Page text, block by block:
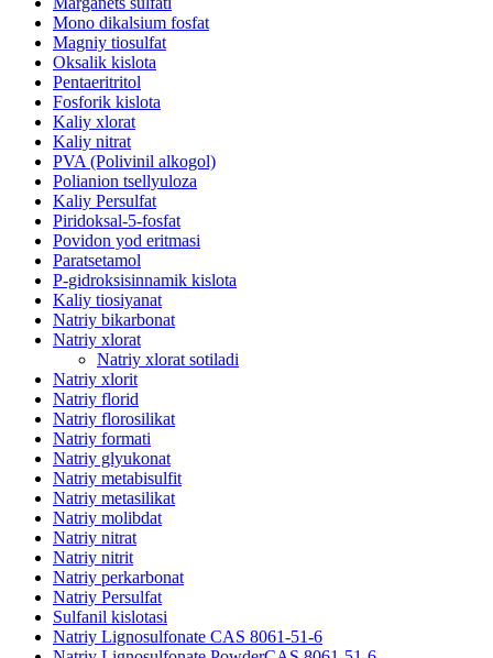
Mono dikalsium fosfat
Magniy tiosulfat
Oksalik kislota
Pentaeritritol
Fosforik kislota
Kaliy xlorat
Kaliy nitrat
PVA (Polivinil alkogol)
Polianion tsellyuloza
Kaliy Persulfat
Piridoksal-5-fosfat
Povidon yod eritmasi
Paratsetamol
P-gidroksisinnamik kislota
Kaliy tiosiyanat
Natriy bikarbonat
Natriy xlorat
Natriy xlorat sotiladi
Natriy xlorit
Natriy florid
Natriy florosilikat
Natriy formati
Natriy glyukonat
Natriy metabisulfit
Natriy metasilikat
Natriy molibdat
Natriy nitrat
Natriy nitrit
Natriy perkarbonat
Natriy Persulfat
Sulfanil kislotasi
Natriy Lignosulfonate CAS 8061-51-6